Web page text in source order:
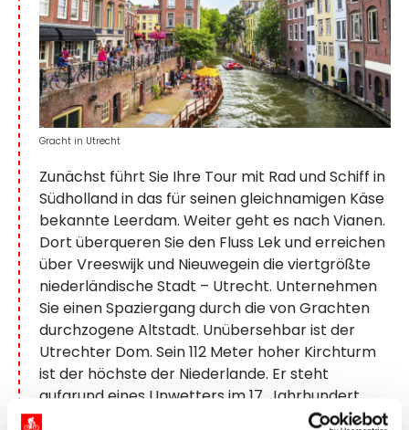
Zunächst führt Sie Ihre Tour mit Rad und Schiff in
Südholland in das für seinen gleichnamigen Käse
bekannte Leerdam. Weiter geht es nach Vianen.
Dort überqueren Sie den Fluss Lek und erreichen
über Vreeswijk und Nieuwegein die viertgrößte
niederländische Stadt – Utrecht. Unternehmen
Sie einen Spaziergang durch die von Grachten
durchzogene Altstadt. Unübersehbar ist der
Utrechter Dom. Sein 112 Meter hoher Kirchturm
ist der höchste der Niederlande. Er steht
aufgrund eines Unwetters im 17. Jahrhundert
vom Rest der Kirche getrennt – bemerkenswert.
Gracht in Utrecht